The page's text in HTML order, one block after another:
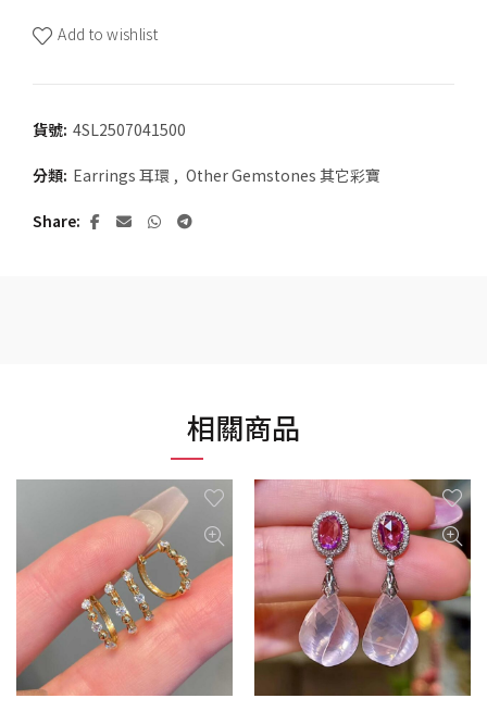
Add to wishlist
貨號: 4SL2507041500
分類: Earrings 耳環 , Other Gemstones 其它彩寶
Share
相關商品